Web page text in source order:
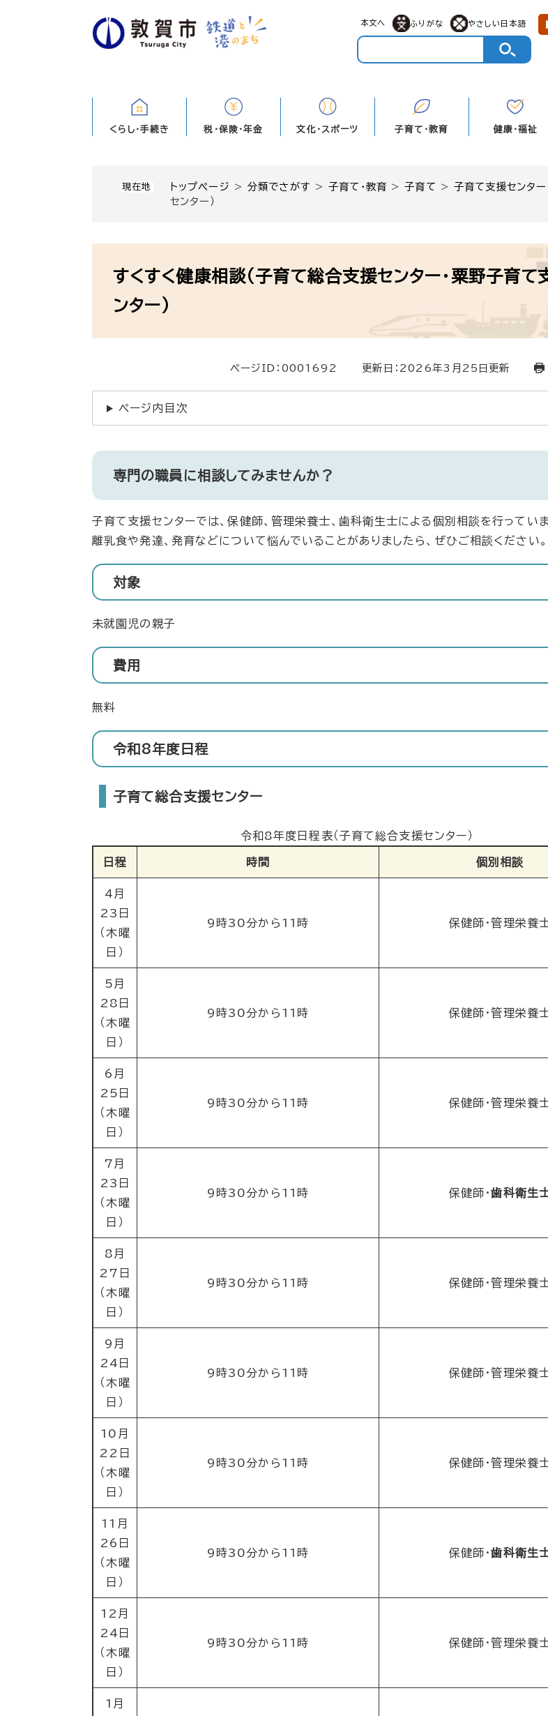
本文へ ふりがな やさしい日本語
くらし・手続き 税・保険・年金 文化・スポーツ 子育て・教育 健康・福祉
現在地 トップページ >分類でさがす >子育て・教育 >子育て >子育て支援センター
センター）
すくすく健康相談（子育て総合支援センター・粟野子育て
ンター）
ページID：0001692 更新日：2026年3月25日更新
ページ内目次
専門の職員に相談してみませんか？
子育て支援センターでは、保健師、管理栄養士、歯科衛生士による個別相談を行っていま
離乳食や発達、発育などについて悩んでいることがありましたら、ぜひご相談ください。
対象
未就園児の親子
費用
無料
令和8年度日程
子育て総合支援センター
令和8年度日程表（子育て総合支援センター）
日程 時間 個別相談
4月
23日
（木曜
日）
9時30分から11時 保健師・管理栄養
5月
28日
（木曜
日）
9時30分から11時 保健師・管理栄養
6月
25日
（木曜
日）
9時30分から11時 保健師・管理栄養
7月
23日
（木曜
日）
9時30分から11時 保健師・歯科衛生
8月
27日
（木曜
日）
9時30分から11時 保健師・管理栄養
9月
24日
（木曜
日）
9時30分から11時 保健師・管理栄養
10月
22日
（木曜
日）
9時30分から11時 保健師・管理栄養
11月
26日
（木曜
日）
9時30分から11時 保健師・歯科衛生
12月
24日
（木曜
日）
9時30分から11時 保健師・管理栄養
1月